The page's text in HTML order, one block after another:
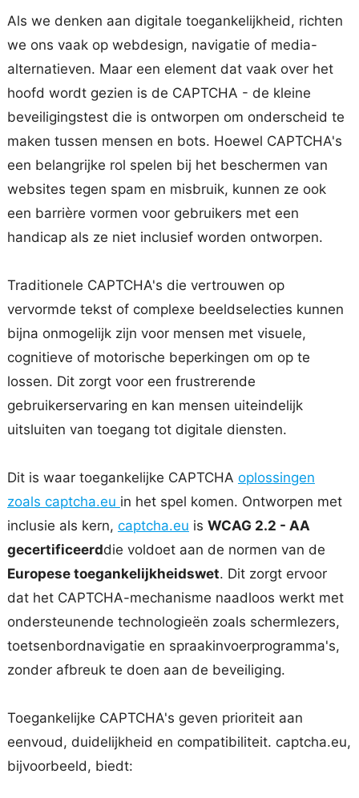
Als we denken aan digitale toegankelijkheid, richten
we ons vaak op webdesign, navigatie of media-
alternatieven. Maar een element dat vaak over het
hoofd wordt gezien is de CAPTCHA - de kleine
beveiligingstest die is ontworpen om onderscheid te
maken tussen mensen en bots. Hoewel CAPTCHA's
een belangrijke rol spelen bij het beschermen van
websites tegen spam en misbruik, kunnen ze ook
een barrière vormen voor gebruikers met een
handicap als ze niet inclusief worden ontworpen.
Traditionele CAPTCHA's die vertrouwen op
vervormde tekst of complexe beeldselecties kunnen
bijna onmogelijk zijn voor mensen met visuele,
cognitieve of motorische beperkingen om op te
lossen. Dit zorgt voor een frustrerende
gebruikerservaring en kan mensen uiteindelijk
uitsluiten van toegang tot digitale diensten.
Dit is waar toegankelijke CAPTCHA oplossingen
zoals captcha.eu in het spel komen. Ontworpen met
inclusie als kern, captcha.eu is WCAG 2.2 - AA
gecertificeerddie voldoet aan de normen van de
Europese toegankelijkheidswet. Dit zorgt ervoor
dat het CAPTCHA-mechanisme naadloos werkt met
ondersteunende technologieën zoals schermlezers,
toetsenbordnavigatie en spraakinvoerprogramma's,
zonder afbreuk te doen aan de beveiliging.
Toegankelijke CAPTCHA's geven prioriteit aan
eenvoud, duidelijkheid en compatibiliteit. captcha.eu,
bijvoorbeeld, biedt: